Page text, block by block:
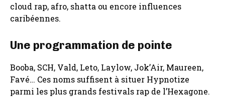
cloud rap, afro, shatta ou encore influences
caribéennes.
Une programmation de pointe
Booba, SCH, Vald, Leto, Laylow, Jok’Air, Maureen,
Favé… Ces noms suffisent à situer Hypnotize
parmi les plus grands festivals rap de l’Hexagone.